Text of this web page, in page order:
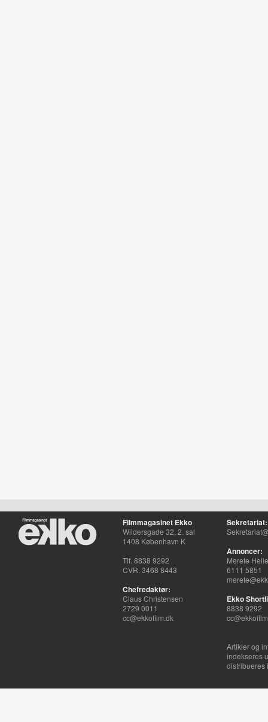
Filmmagasinet Ekko
Wildersgade 32, 2. sal
1408 København K
Tlf. 8838 9292
CVR. 3468 8443
Chefredaktør:
Claus Christensen
2729 0011
cc@ekkofilm.dk
Sekretariat:
Annoncer:
Merete
6111 5851
Ekko
8838 9292
Artikler og
indekseres
distribueres